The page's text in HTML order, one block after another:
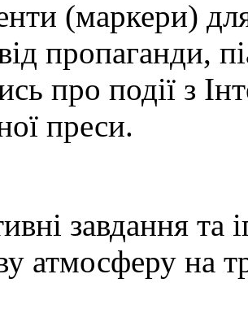
(маркери)
пропаганди,
про події з
преси.
завдання
атмосферу на